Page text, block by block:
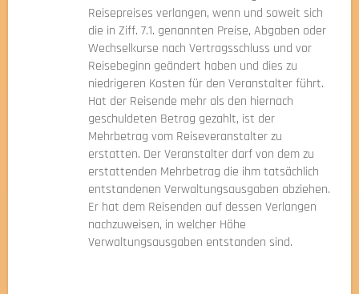
Reisepreises verlangen, wenn und soweit sich
die in Ziff. 7.1. genannten Preise, Abgaben oder
Wechselkurse nach Vertragsschluss und vor
Reisebeginn geändert haben und dies zu
niedrigeren Kosten für den Veranstalter führt.
Hat der Reisende mehr als den hiernach
geschuldeten Betrag gezahlt, ist der
Mehrbetrag vom Reiseveranstalter zu
erstatten. Der Veranstalter darf von dem zu
erstattenden Mehrbetrag die ihm tatsächlich
entstandenen Verwaltungsausgaben abziehen.
Er hat dem Reisenden auf dessen Verlangen
nachzuweisen, in welcher Höhe
Verwaltungsausgaben entstanden sind.